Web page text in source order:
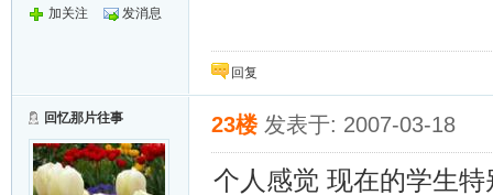
加关注 发消息
回复
回忆那片往事 23楼 发表于: 2007-03-18
个人感觉 现在的学生